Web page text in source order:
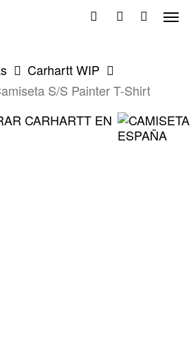
Carhartt WIP
S/S Painter T-Shirt